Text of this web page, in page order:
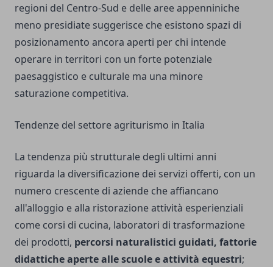
regioni del Centro-Sud e delle aree appenniniche
meno presidiate suggerisce che esistono spazi di
posizionamento ancora aperti per chi intende
operare in territori con un forte potenziale
paesaggistico e culturale ma una minore
saturazione competitiva.
Tendenze del settore agriturismo in Italia
La tendenza più strutturale degli ultimi anni
riguarda la diversificazione dei servizi offerti, con un
numero crescente di aziende che affiancano
all'alloggio e alla ristorazione attività esperienziali
come corsi di cucina, laboratori di trasformazione
dei prodotti, percorsi naturalistici guidati, fattorie
didattiche aperte alle scuole e attività equestri;